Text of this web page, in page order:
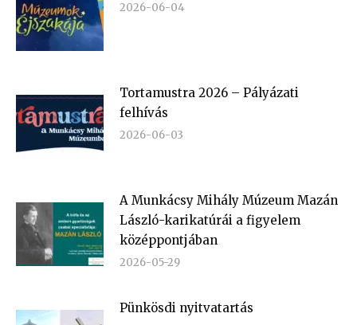
2026-06-04
Tortamustra 2026 – Pályázati
felhívás
2026-06-03
A Munkácsy Mihály Múzeum Mazán
László-karikatúrái a figyelem
középpontjában
2026-05-29
Pünkösdi nyitvatartás